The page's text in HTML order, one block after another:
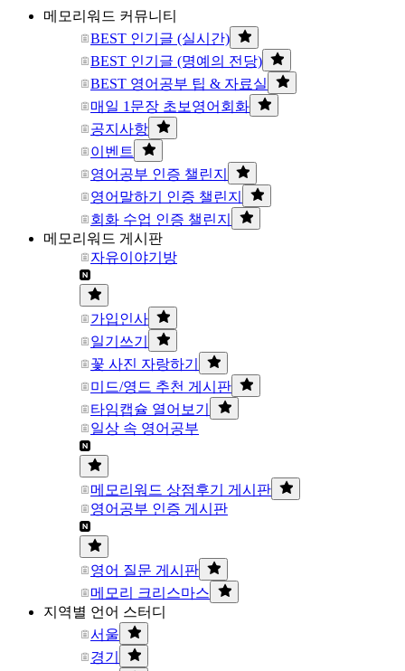
메모리워드 커뮤니티
BEST 인기글 (실시간)
BEST 인기글 (명예의 전당)
BEST 영어공부 팁 & 자료실
매일 1문장 초보영어회화
공지사항
이벤트
영어공부 인증 챌린지
영어말하기 인증 챌린지
회화 수업 인증 챌린지
메모리워드 게시판
자유이야기방
가입인사
일기쓰기
꽃 사진 자랑하기
미드/영드 추천 게시판
타임캡슐 열어보기
일상 속 영어공부
메모리워드 상점후기 게시판
영어공부 인증 게시판
영어 질문 게시판
메모리 크리스마스
지역별 언어 스터디
서울
경기